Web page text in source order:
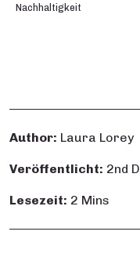
Nachhaltigkeit
Author: Laura Lorey
Veröffentlicht: 2nd
Lesezeit: 2 Mins